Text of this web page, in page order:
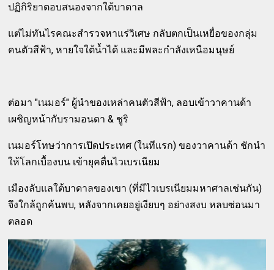
ปฏิกิริยาตอบสนองจากใต้บาดาล
แต่ไม่ทันไรคณะสำรวจหาแร่วิเศษ กลับตกเป็นเหยื่อของกลุ่ม
คนตัวสีฟ้า, หายใจใต้น้ำได้ และมีพละกำลังเหนือมนุษย์
ต่อมา "เนมอร์" ผู้นำของเหล่าคนตัวสีฟ้า, ลอบเข้าวาคานด้า
เผชิญหน้ากับรามอนดา & ชูริ
เนมอร์โทษว่าการเปิดประเทศ (ในทีแรก) ของวาคานด้า ชักนำ
ให้โลกเบื้องบน เข้ายุคตื่นไวเบรเนียม
เมืองลับแลใต้บาดาลของเขา (ที่มีไวเบรเนียมมหาศาลเช่นกัน)
จึงใกล้ถูกค้นพบ, หลังจากเคยอยู่เงียบๆ อย่างสงบ หลบซ่อนมา
ตลอด